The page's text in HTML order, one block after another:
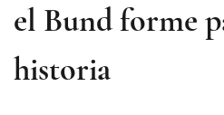
el Bund forme
historia